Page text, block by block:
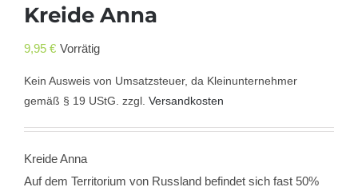
Kreide Anna
9,95 € Vorrätig
Kein Ausweis von Umsatzsteuer, da Kleinunternehmer
gemäß § 19 UStG. zzgl. Versandkosten
Kreide Anna
Auf dem Territorium von Russland befindet sich fast 50%